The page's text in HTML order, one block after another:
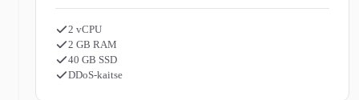
2 vCPU
2 GB RAM
40 GB SSD
DDoS-kaitse